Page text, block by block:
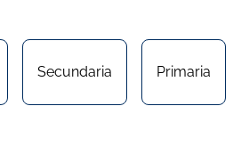
Secundaria Primaria